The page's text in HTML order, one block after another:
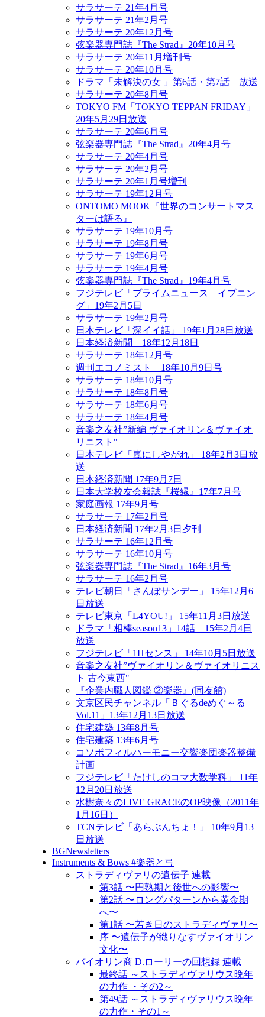
サラサーテ 21年4月号
サラサーテ 21年2月号
サラサーテ 20年12月号
弦楽器専門誌『The Strad』20年10月号
サラサーテ 20年11月増刊号
サラサーテ 20年10月号
ドラマ「未解決の女 」第6話・第7話 放送
サラサーテ 20年8月号
TOKYO FM「TOKYO TEPPAN FRIDAY」
20年5月29日放送
サラサーテ 20年6月号
弦楽器専門誌『The Strad』20年4月号
サラサーテ 20年4月号
サラサーテ 20年2月号
サラサーテ 20年1月号増刊
サラサーテ 19年12月号
ONTOMO MOOK『世界のコンサートマス
ターは語る』
サラサーテ 19年10月号
サラサーテ 19年8月号
サラサーテ 19年6月号
サラサーテ 19年4月号
弦楽器専門誌『The Strad』19年4月号
フジテレビ「プライムニュース イブニン
グ」19年2月5日
サラサーテ 19年2月号
日本テレビ「深イイ話」 19年1月28日放送
日本経済新聞 18年12月18日
サラサーテ 18年12月号
週刊エコノミスト 18年10月9日号
サラサーテ 18年10月号
サラサーテ 18年8月号
サラサーテ 18年6月号
サラサーテ 18年4月号
音楽之友社”新編 ヴァイオリン＆ヴァイオ
リニスト"
日本テレビ「嵐にしやがれ」 18年2月3日放
送
日本経済新聞 17年9月7日
日本大学校友会報誌『桜縁』17年7月号
家庭画報 17年9月号
サラサーテ 17年2月号
日本経済新聞 17年2月3日夕刊
サラサーテ 16年12月号
サラサーテ 16年10月号
弦楽器専門誌『The Strad』16年3月号
サラサーテ 16年2月号
テレビ朝日「さんぽサンデー」 15年12月6
日放送
テレビ東京「L4YOU!」 15年11月3日放送
ドラマ「相棒season13」14話 15年2月4日
放送
フジテレビ「1Hセンス」 14年10月5日放送
音楽之友社”ヴァイオリン＆ヴァイオリニス
ト 古今東西"
『企業内職人図鑑 ②楽器』(同友館)
文京区民チャンネル「Ｂぐるdeめぐ～る
Vol.11」13年12月13日放送
住宅建築 13年8月号
住宅建築 13年6月号
コソボフィルハーモニー交響楽団楽器整備
計画
フジテレビ「たけしのコマ大数学科」 11年
12月20日放送
水樹奈々のLIVE GRACEのOP映像（2011年
1月16日）
TCNテレビ「あらぶんちょ！」 10年9月13
日放送
BGNewsletters
Instruments & Bows #楽器と弓
ストラディヴァリの遺伝子 連載
第3話 〜円熟期と後世への影響〜
第2話 〜ロングパターンから黄金期
へ〜
第1話 〜若き日のストラディヴァリ〜
序 〜遺伝子が織りなすヴァイオリン
文化〜
バイオリン商 D.ローリーの回想録 連載
最終話 ～ストラディヴァリウス晩年
の力作 ・その2～
第49話 ～ストラディヴァリウス晩年
の力作・その1～